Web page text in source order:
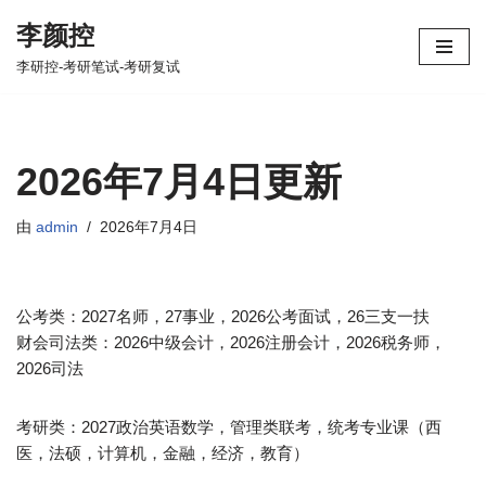
跳
李颜控
李研控-考研笔试-考研复试
2026年7月4日更新
由 admin 2026年7月4日
公考类：2027名师，27事业，2026公考面试，26三支一扶
财会司法类：2026中级会计，2026注册会计，2026税务师，
2026司法
考研类：2027政治英语数学，管理类联考，统考专业课（西
医，法硕，计算机，金融，经济，教育）